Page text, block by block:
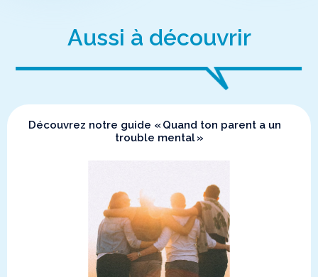
Aussi à découvrir
Découvrez notre guide « Quand ton parent a un
trouble mental »